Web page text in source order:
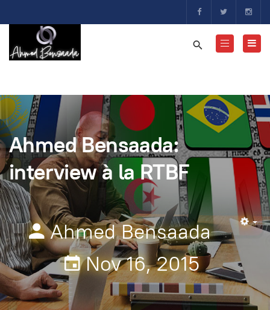
Ahmed Bensaada:
interview à la RTBF
Ahmed Bensaada
Nov 16, 2015